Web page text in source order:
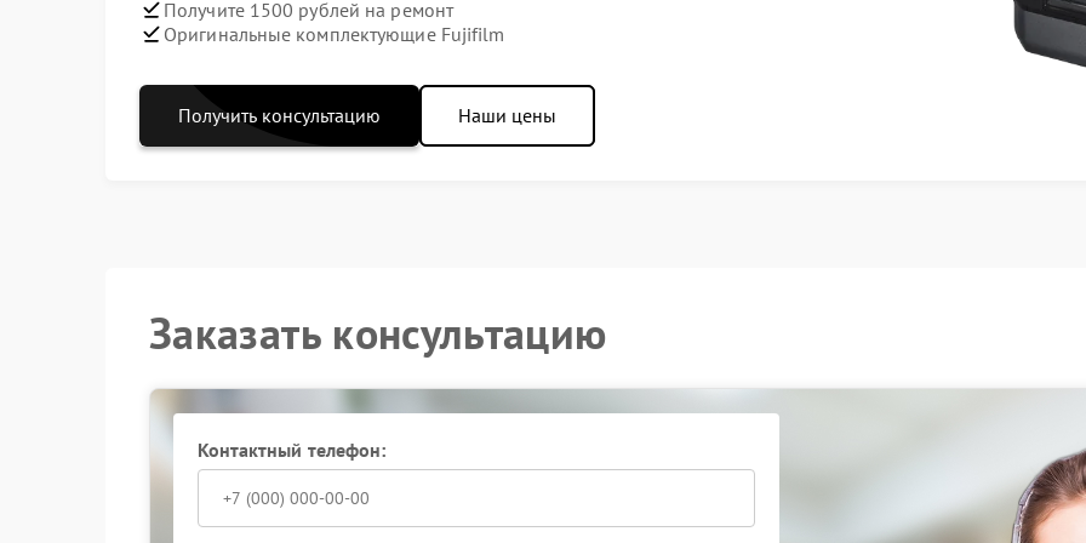
Получите 1500 рублей на ремонт
Оригинальные комплектующие Fujifilm
Получить консультацию Наши цены
Заказать консультацию
Контактный телефон: